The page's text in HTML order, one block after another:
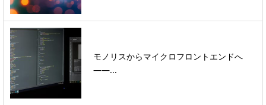
モノリスからマイクロフロントエンドへ
――...